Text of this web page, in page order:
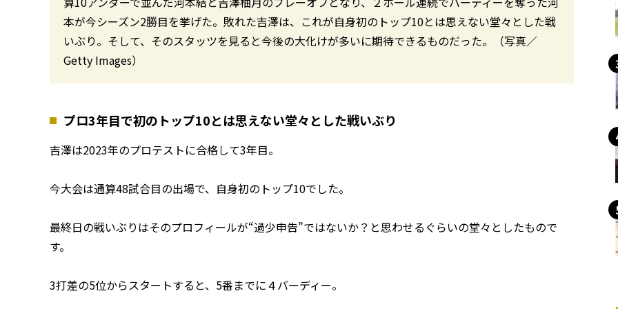
本が今シーズン2勝目を挙げた。敗れた吉澤は、これが自身初のトップ10とは思えない堂々とした戦
いぶり。そして、そのスタッツを見ると今後の大化けが多いに期待できるものだった。（写真／
Getty Images）
プロ3年目で初のトップ10とは思えない堂々とした戦いぶり
吉澤は2023年のプロテストに合格して3年目。
今大会は通算48試合目の出場で、自身初のトップ10でした。
最終日の戦いぶりはそのプロフィールが“過少申告”ではないか？と思わせるぐらいの堂々としたもので
す。
3打差の5位からスタートすると、5番までに４バーディー。